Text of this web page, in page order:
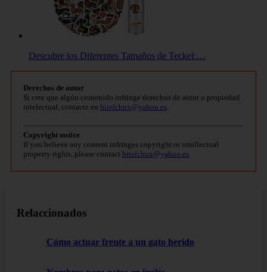
Descubre los Diferentes Tamaños de Teckel:…
Derechos de autor
Si cree que algún contenido infringe derechos de autor o propiedad
intelectual, contacte en bitelchux@yahoo.es.
Copyright notice
If you believe any content infringes copyright or intellectual
property rights, please contact bitelchux@yahoo.es.
Relaccionados
Cómo actuar frente a un gato herido